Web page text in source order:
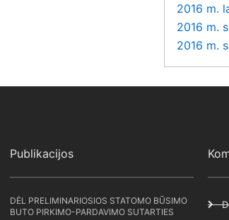
2016 m.
2016 m.
2016 m.
Publikacijos
DĖL PRELIMINARIOSIOS STATOMO BŪSIMO
BUTO PIRKIMO-PARDAVIMO SUTARTIES